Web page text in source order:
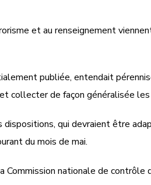
et au renseignement
publiée, entendait
de façon généralisée
qui devraient être
du mois de mai.
Commission nationale de